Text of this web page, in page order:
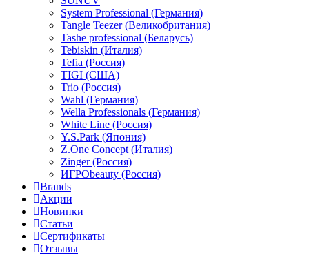
System Professional (Германия)
Tangle Teezer (Великобритания)
Tashe professional (Беларусь)
Tebiskin (Италия)
Tefia (Россия)
TIGI (США)
Trio (Россия)
Wahl (Германия)
Wella Professionals (Германия)
White Line (Россия)
Y.S.Park (Япония)
Z.One Concept (Италия)
Zinger (Россия)
ИГРОbeauty (Россия)
Brands
Акции
Новинки
Статьи
Сертификаты
Отзывы